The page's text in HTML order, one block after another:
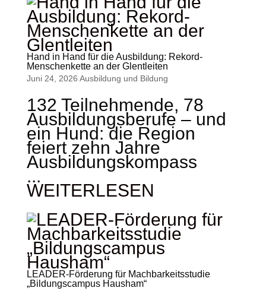
Hand in Hand für die Ausbildung: Rekord-
Menschenkette an der Glentleiten
Juni 24, 2026 Ausbildung und Bildung
132 Teilnehmende, 78
Ausbildungsberufe – und
ein Hund: die Region
feiert zehn Jahre
Ausbildungskompass
...
WEITERLESEN
LEADER-Förderung für Machbarkeitsstudie
„Bildungscampus Hausham“